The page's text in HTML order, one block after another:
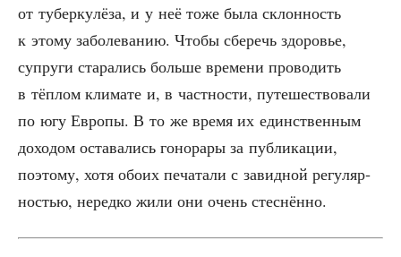
от тубер­ку­лё­за, и у неё тоже была склон­ность
к это­му забо­ле­ва­нию. Что­бы сбе­речь здо­ро­вье,
супру­ги ста­ра­лись боль­ше вре­ме­ни про­во­дить
в тёп­лом кли­ма­те и, в част­но­сти, путе­ше­ство­ва­ли
по югу Евро­пы. В то же вре­мя их един­ствен­ным
дохо­дом оста­ва­лись гоно­ра­ры за пуб­ли­ка­ции,
поэто­му, хотя обо­их печа­та­ли с завид­ной регу­ляр­
но­стью, неред­ко жили они очень стеснённо.